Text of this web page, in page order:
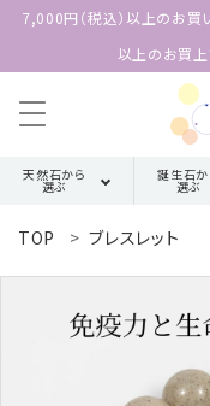
7,000円（税込）以上のお買
以上のお買上
天然石から
選ぶ
誕生石か
選ぶ
2
3
ACCOUNT MENU
TOP ブレスレット